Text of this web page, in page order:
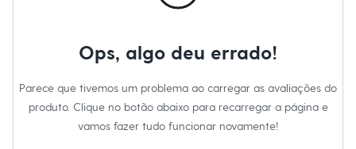
Dia dos Pais
Inverno
Novidades
Ops, algo deu errado!
Parece que tivemos um problema ao carregar as avaliações do
produto. Clique no botão abaixo para recarregar a página e
vamos fazer tudo funcionar novamente!